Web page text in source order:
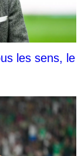
les sens, le